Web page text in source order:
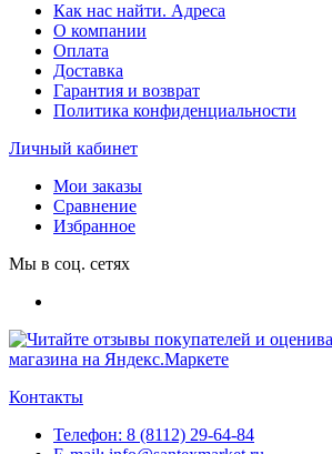
Как нас найти. Адреса
О компании
Оплата
Доставка
Гарантия и возврат
Политика конфиденциальности
Личный кабинет
Мои заказы
Сравнение
Избранное
Мы в соц. сетях
Контакты
Телефон: 8 (8112) 29-64-84